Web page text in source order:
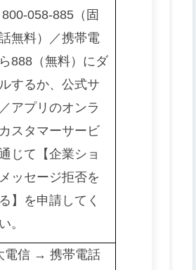
800-058-885（固
無料）／携帯電
888（無料）にダ
するか、公式サ
アプリのオンラ
スタマーサービ
じて【企業ショ
ッセージ拒否を
】を申請してく
。
電信 → 携帯電話